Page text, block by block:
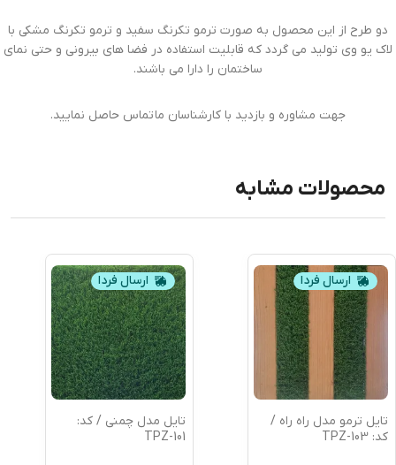
دو طرح از این محصول به صورت ترمو تکرنگ سفید و ترمو تکرنگ مشکی با
لاک یو وی تولید می گردد که قابلیت استفاده در فضا های بیرونی و حتی نمای
ساختمان را دارا می باشند.
جهت مشاوره و بازدید با کارشناسان ما تماس حاصل نمایید.
محصولات مشابه
ارسال فردا
تایل ترمو مدل راه راه /
کد: TPZ-103
ارسال فردا
تایل مدل چمنی / کد:
TPZ-101